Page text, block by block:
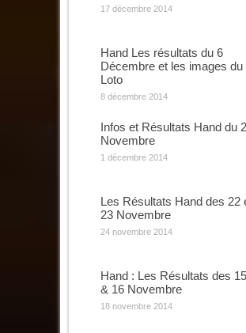
17 décembre 2014
Hand Les résultats du 6
Décembre et les images du
Loto
8 décembre 2014
Infos et Résultats Hand du
Novembre
1 décembre 2014
Les Résultats Hand des 22
23 Novembre
24 novembre 2014
Hand : Les Résultats des 15
& 16 Novembre
18 novembre 2014